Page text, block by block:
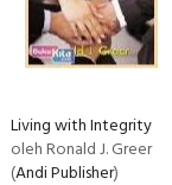
Living with Integrity
oleh Ronald J. Greer
(Andi Publisher)